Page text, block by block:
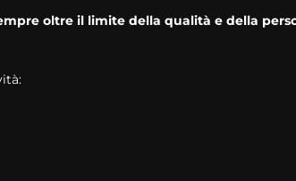
oltre il limite della qualità e della